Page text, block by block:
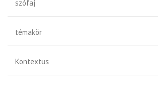
szófaj
témakör
Kontextus